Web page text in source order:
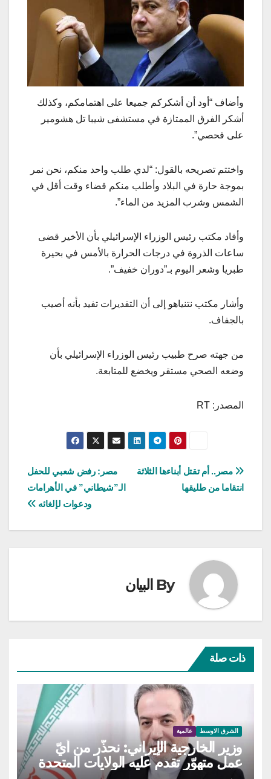
وأضاف “أود أن أشكركم جميعا على اهتمامكم، وكذلك
أشكر الفرق الممتازة في مستشفى شيبا تل هشومير
على فحصي”.
واختتم تصريحه بالقول: “لدي طلب واحد منكم، نحن نمر
بموجة حارة في البلاد وأطلب منكم قضاء وقت أقل في
الشمس وشرب المزيد من الماء”.
وأفاد مكتب رئيس الوزراء الإسرائيلي بأن الأخير قضى
ساعات الذروة في درجات الحرارة بالأمس في بحيرة
طبريا وشعر اليوم بـ”دوران خفيف”.
وأشار مكتب نتنياهو إلى أن التقديرات تفيد بأنه أصيب
بالجفاف.
من جهته صرح طبيب رئيس الوزراء الإسرائيلي بأن
وضعه الصحي مستقر ويخضع للمتابعة.
المصدر: RT
تصفّح
المقالات
مصر: رفض شعبي للحفل
الـ”شيطاني” في الأهرامات
ودعوات لإلغائه
مصر.. أم تقتل أبناءها الثلاثة
انتقاما من طليقها
By البيان
ذات صلة
الشرق الاوسط عالمية
وزير الخارجية الإيراني: نحذّر من أيّ
عمل متهوّر تقدم عليه الولايات المتحدة